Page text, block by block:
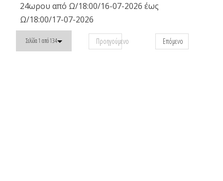
24ωρου από Ω/18:00/16-07-2026 έως
Ω/18:00/17-07-2026
Σελίδα 1 από 134 Προηγούμενο Επόμενο